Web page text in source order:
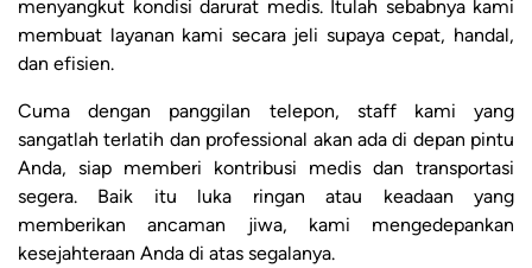
menyangkut kondisi darurat medis. Itulah sebabnya kami
membuat layanan kami secara jeli supaya cepat, handal,
dan efisien.
Cuma dengan panggilan telepon, staff kami yang
sangatlah terlatih dan professional akan ada di depan pintu
Anda, siap memberi kontribusi medis dan transportasi
segera. Baik itu luka ringan atau keadaan yang
memberikan ancaman jiwa, kami mengedepankan
kesejahteraan Anda di atas segalanya.